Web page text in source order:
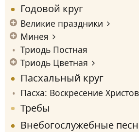
Годовой круг
Великие праздники
Минея
Триодь Постная
Триодь Цветная
Пасхальный круг
Пасха: Воскресение
Требы
Внебогослужебные